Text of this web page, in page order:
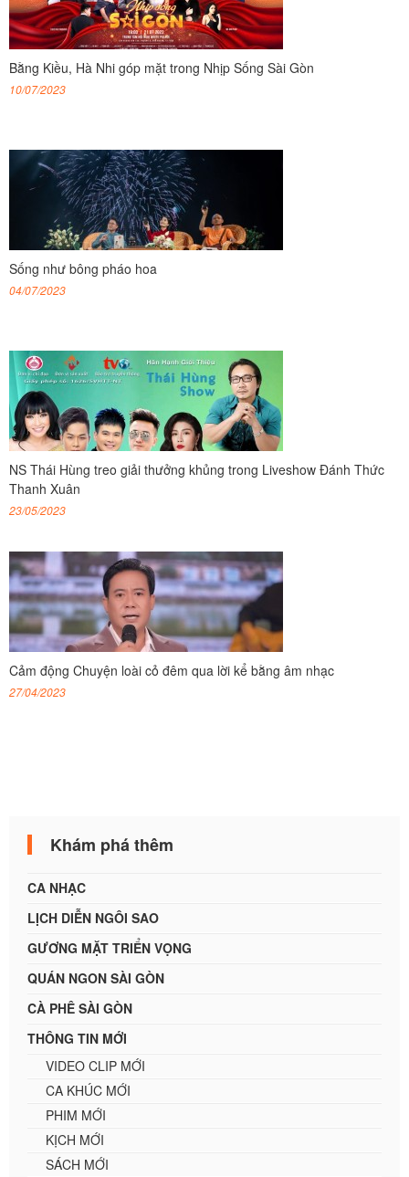
Bằng Kiều, Hà Nhi góp mặt trong Nhịp Sống Sài Gòn
10/07/2023
Sống như bông pháo hoa
04/07/2023
NS Thái Hùng treo giải thưởng khủng trong Liveshow Đánh Thức
Thanh Xuân
23/05/2023
Cảm động Chuyện loài cỏ đêm qua lời kể bằng âm nhạc
27/04/2023
Khám phá thêm
CA NHẠC
LỊCH DIỄN NGÔI SAO
GƯƠNG MẶT TRIỂN VỌNG
QUÁN NGON SÀI GÒN
CÀ PHÊ SÀI GÒN
THÔNG TIN MỚI
VIDEO CLIP MỚI
CA KHÚC MỚI
PHIM MỚI
KỊCH MỚI
SÁCH MỚI